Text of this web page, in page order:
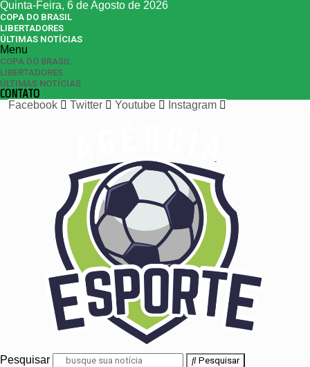
Quinta-Feira, 6 de Agosto de 2026
COPA DO BRASIL
LIBERTADORES
ÚLTIMAS NOTÍCIAS
Menu
COPA DO BRASIL
LIBERTADORES
ÚLTIMAS NOTÍCIAS
CONTATO
Facebook
Twitter Youtube Instagram
Pesquisar Pesquisar